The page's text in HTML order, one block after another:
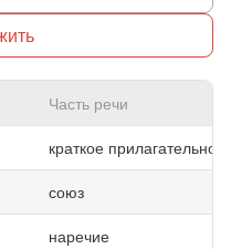
Часть речи
краткое прилагательное
союз
наречие